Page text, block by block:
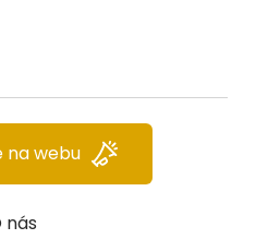
nás
na webu